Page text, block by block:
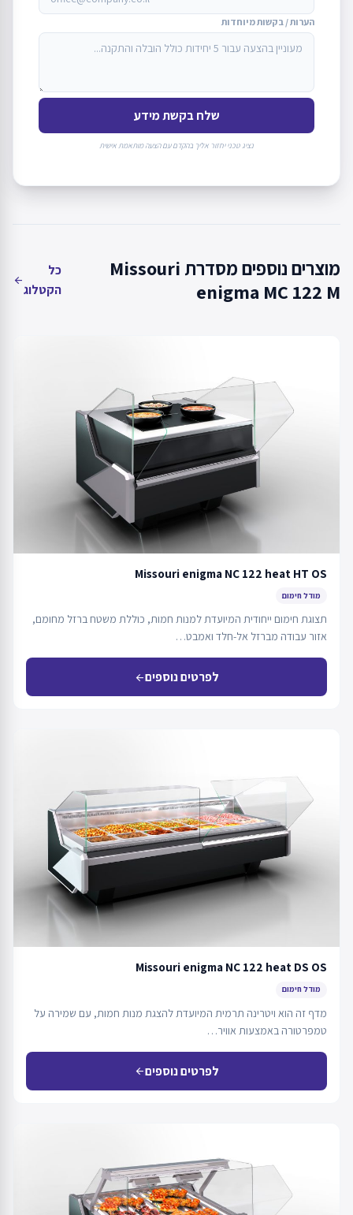
הערות / בקשות מיוחדות
שלח בקשת מידע
נציג טכני יחזור אליך בהקדם עם הצעה מותאמת אישית
מוצרים נוספים מסדרת Missouri
enigma MC 122 M
כל
הקטלוג
arrow_back
Missouri enigma NC 122 heat HT OS
מודל חימום
תצוגת חימום ייחודית המיועדת למנות חמות, כוללת משטח ברזל מחומם,
אזור עבודה מברזל אל-חלד ואמבט…
לפרטים נוספיםarrow_back
Missouri enigma NC 122 heat DS OS
מודל חימום
מדף זה הוא ויטרינה תרמית המיועדת להצגת מנות חמות, עם שמירה על
טמפרטורה באמצעות אוויר…
לפרטים נוספיםarrow_back